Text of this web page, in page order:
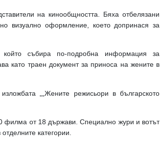
на кинообщността. Бяха отбелязани
визуално оформление, което допринася за
който събира по-подробна информация за
като траен документ за приноса на жените в
„„Жените режисьори в българското
филма от 18 държави. Специално жури и вотът
категории.